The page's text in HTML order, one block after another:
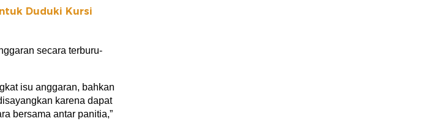
Duduki Kursi
secara terburu-
isu anggaran, bahkan
karena dapat
bersama antar panitia,”